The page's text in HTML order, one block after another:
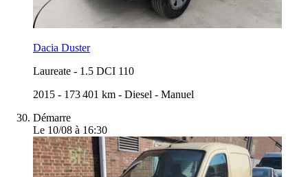
Dacia Duster
Laureate - 1.5 DCI 110
2015 - 173 401 km - Diesel - Manuel
Démarre
Le 10/08 à 16:30